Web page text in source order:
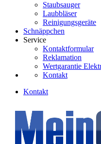
Staubsauger
Laubbläser
Reinigungsgeräte
Schnäppchen
Service
Kontaktformular
Reklamation
Wertgarantie
Kontakt
Kontakt